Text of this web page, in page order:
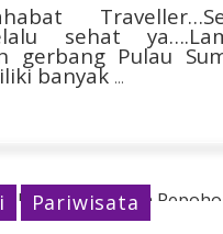
Traveller…
sehat ya….
gerbang Pulau
banyak …
Pariwisata